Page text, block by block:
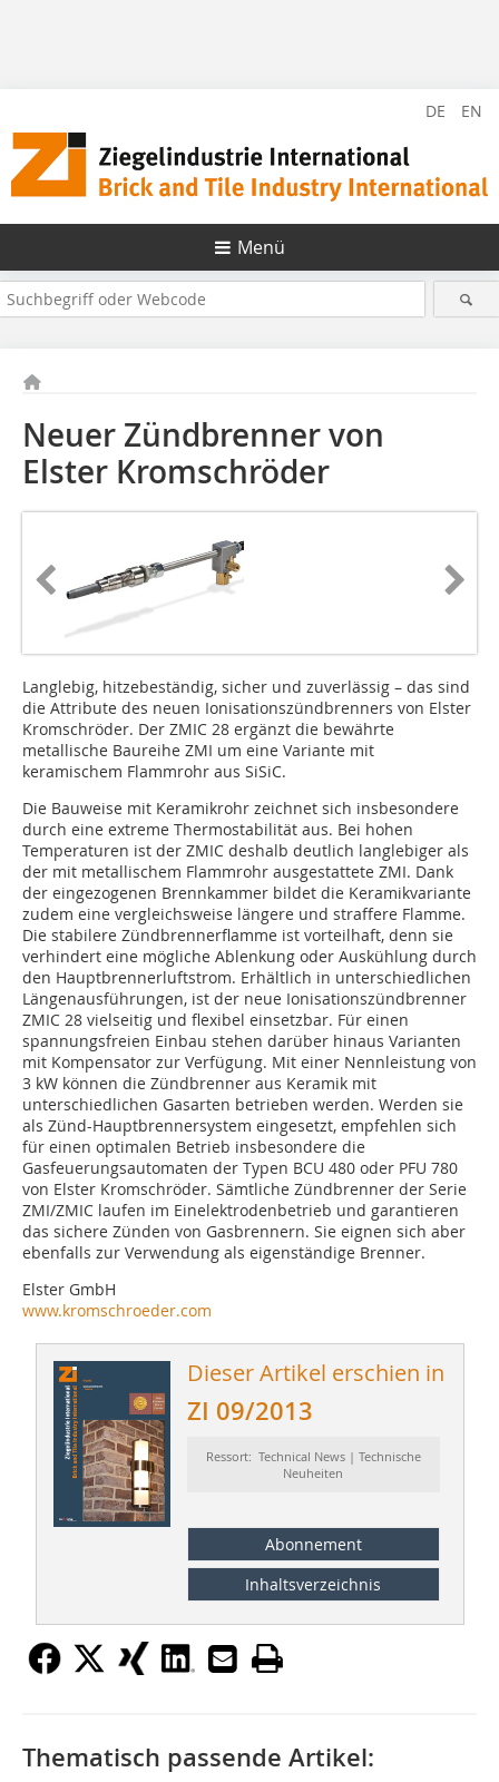
DE EN
Menü
Neuer Zündbrenner von
Elster Kromschröder
Langlebig, hitzebeständig, sicher und zuverlässig – das sind
die Attribute des neuen Ionisationszündbrenners von Elster
Kromschröder. Der ZMIC 28 ergänzt die bewährte
metallische Baureihe ZMI um eine Variante mit
keramischem Flammrohr aus SiSiC.
Die Bauweise mit Keramikrohr zeichnet sich insbesondere
durch eine extreme Thermostabilität aus. Bei hohen
Temperaturen ist der ZMIC deshalb deutlich langlebiger als
der mit metallischem Flammrohr ausgestattete ZMI. Dank
der eingezogenen Brennkammer bildet die Keramikvariante
zudem eine vergleichsweise längere und straffere Flamme.
Die stabilere Zündbrennerflamme ist vorteilhaft, denn sie
verhindert eine mögliche Ablenkung oder Auskühlung durch
den Hauptbrennerluftstrom. Erhältlich in unterschiedlichen
Längenausführungen, ist der neue Ionisationszündbrenner
ZMIC 28 vielseitig und flexibel einsetzbar. Für einen
spannungsfreien Einbau stehen darüber hinaus Varianten
mit Kompensator zur Verfügung. Mit einer Nennleistung von
3 kW können die Zündbrenner aus Keramik mit
unterschiedlichen Gasarten betrieben werden. Werden sie
als Zünd-Hauptbrennersystem eingesetzt, empfehlen sich
für einen optimalen Betrieb insbesondere die
Gasfeuerungsautomaten der Typen BCU 480 oder PFU 780
von Elster Kromschröder. Sämtliche Zündbrenner der Serie
ZMI/ZMIC laufen im Einelektrodenbetrieb und garantieren
das sichere Zünden von Gasbrennern. Sie eignen sich aber
ebenfalls zur Verwendung als eigenständige Brenner.
Elster GmbH
www.kromschroeder.com
Dieser Artikel erschien in
ZI 09/2013
Ressort: Technical News | Technische
Neuheiten
Abonnement
Inhaltsverzeichnis
Thematisch passende Artikel: